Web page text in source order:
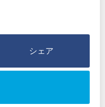
シェア